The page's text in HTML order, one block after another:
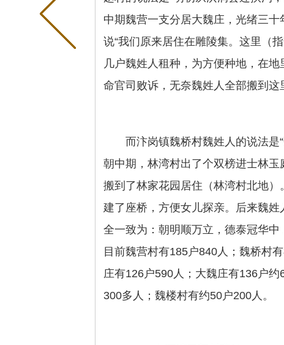
中期魏营一支分居大魏庄，光绪三
说“我们原来居住在雕陵集。这里（
几户魏姓人租种，为方便种地，在
命官司败诉，无奈魏姓人全部搬到这
而汴岗镇魏桥村魏姓人的说法是
朝中期，林湾村出了个双榜进士林
搬到了林家花园居住（林湾村北地
建了座桥，方便女儿探亲。后来魏
全一致为：朝明顺万立，德泰冠华中
目前魏营村有185户840人；魏桥村
庄有126户590人；大魏庄有136户
300多人；魏楼村有约50户200人。